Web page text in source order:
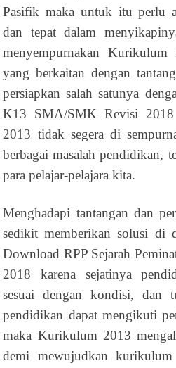
Pasifik maka untuk itu perlu
dan tepat dalam
menyempurnakan
yang berkaitan dengan
persiapkan salah satunya
K13 SMA/SMK Revisi
2013 tidak segera di
berbagai masalah pendidikan,
para pelajar-pelajara kita.
Menghadapi tantangan dan
sedikit memberikan solusi di
Download RPP Sejarah
2018 karena sejatinya
sesuai dengan kondisi, dan
pendidikan dapat mengikuti
maka Kurikulum 2013
demi mewujudkan